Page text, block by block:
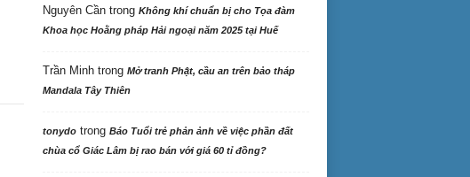
Nguyên Cầntrong Không khí chuẩn bị cho Tọa đàm
Khoa học Hoằng pháp Hải ngoại năm 2025 tại Huế
Trần Minhtrong Mở tranh Phật, cầu an trên bảo tháp
Mandala Tây Thiên
tonydotrong Báo Tuổi trẻ phản ảnh về việc phần đất
chùa cổ Giác Lâm bị rao bán với giá 60 tỉ đồng?